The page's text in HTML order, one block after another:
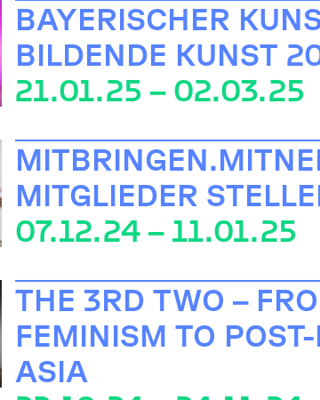
BAYERISCHER
BILDENDE KUNST
21.01.25 – 02.03.25
MITGLIEDER
07.12.24 – 11.01.25
THE 3RD TWO –
FEMINISM TO
ASIA